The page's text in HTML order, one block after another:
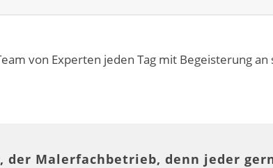
von Experten jeden Tag mit Begeisterung
der Malerfachbetrieb, denn jeder